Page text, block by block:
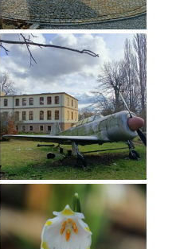
MULTIFUNKCYJNY-
- wyjątkowa ekspozycja
w nieistniejącej
bombek w okresie
jest wzornik
W GRABOWNICY
W